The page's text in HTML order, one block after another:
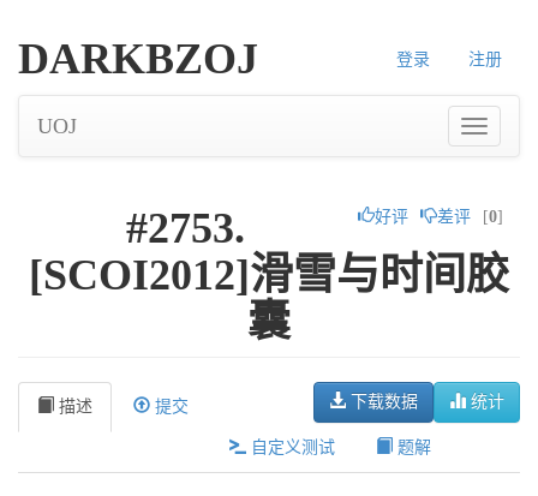
登录 注册
DARKBZOJ
UOJ
好评 差评 [0]
#2753.
[SCOI2012]滑雪与时间胶
囊
统计
下载数据
描述 提交
自定义测试 题解